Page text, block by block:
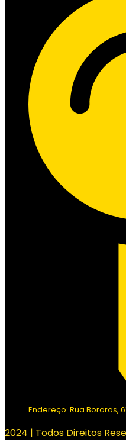
Endereço: Rua Bororos,
2024 | Todos Direitos